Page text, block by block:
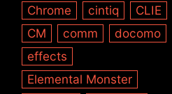
Chrome
cintiq
CLIE
CM
comm
docomo
effects
Elemental Monster